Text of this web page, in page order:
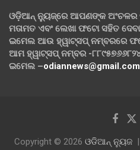
ଓଡ଼ିଆନ୍ ନ୍ୟୁଜ୍‌ରେ ଆପଣଙ୍କ ଅଂଚଳର
ମତାମତ ଏବଂ ଲେଖା ଫଟୋ ସହିତ
ଇମେଲ ଆଉ ହ୍ୱାଟ୍‌ସପ୍ ନମ୍ବରରେ
ଆମ ହ୍ୱାଟ୍‌ସପ୍ ନମ୍ବର -
ଇମେଲ –odiannews@gmail.com
Copyright © 2026 ଓଡିଆନ୍ ନ୍ୟୁଜ